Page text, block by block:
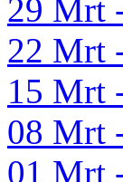
29 Mrt
22 Mrt
15 Mrt
08 Mrt
01 Mrt